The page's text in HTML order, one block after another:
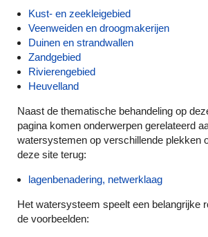
Kust- en zeekleigebied
Veenweiden en droogmakerijen
Duinen en strandwallen
Zandgebied
Rivierengebied
Heuvelland
Naast de thematische behandeling op
pagina komen onderwerpen gerelateerd
watersystemen op verschillende plekken
deze site terug:
lagenbenadering, netwerklaag
Het watersysteem speelt een belangrijke
de voorbeelden: